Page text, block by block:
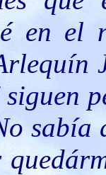
en
sabía